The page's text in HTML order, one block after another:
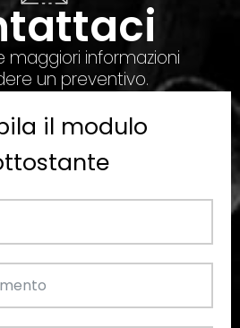
maggiori informazioni
un preventivo.
il modulo